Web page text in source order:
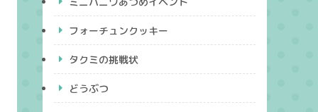
フォーチュンクッキー
タクミの挑戦状
どうぶつ